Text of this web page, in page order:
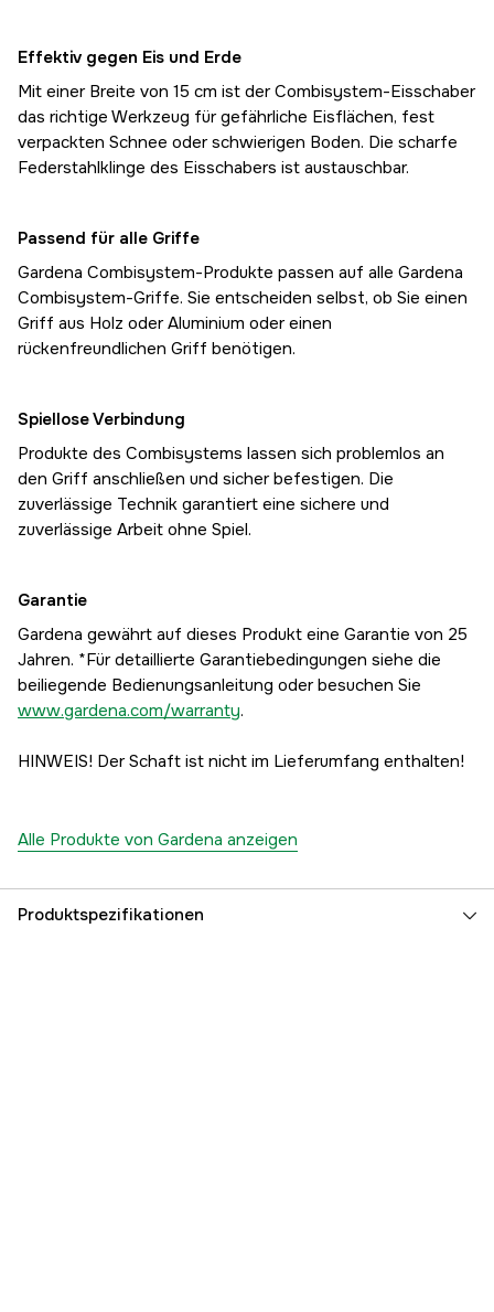
Effektiv gegen Eis und Erde
Mit einer Breite von 15 cm ist der Combisystem-Eisschaber
das richtige Werkzeug für gefährliche Eisflächen, fest
verpackten Schnee oder schwierigen Boden. Die scharfe
Federstahlklinge des Eisschabers ist austauschbar.
Passend für alle Griffe
Gardena Combisystem-Produkte passen auf alle Gardena
Combisystem-Griffe. Sie entscheiden selbst, ob Sie einen
Griff aus Holz oder Aluminium oder einen
rückenfreundlichen Griff benötigen.
Spiellose Verbindung
Produkte des Combisystems lassen sich problemlos an
den Griff anschließen und sicher befestigen. Die
zuverlässige Technik garantiert eine sichere und
zuverlässige Arbeit ohne Spiel.
Garantie
Gardena gewährt auf dieses Produkt eine Garantie von 25
Jahren. *Für detaillierte Garantiebedingungen siehe die
beiliegende Bedienungsanleitung oder besuchen Sie
www.gardena.com/warranty.
HINWEIS! Der Schaft ist nicht im Lieferumfang enthalten!
Alle Produkte von Gardena anzeigen
Produktspezifikationen